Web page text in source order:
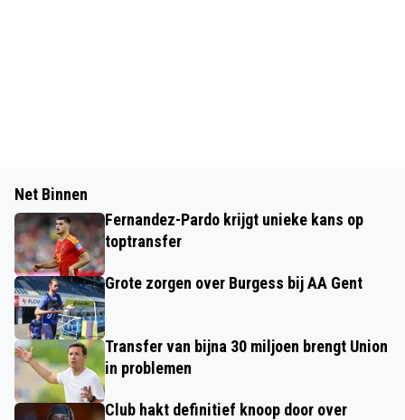
Net Binnen
Fernandez-Pardo krijgt unieke kans op
toptransfer
Grote zorgen over Burgess bij AA Gent
Transfer van bijna 30 miljoen brengt Union
in problemen
Club hakt definitief knoop door over